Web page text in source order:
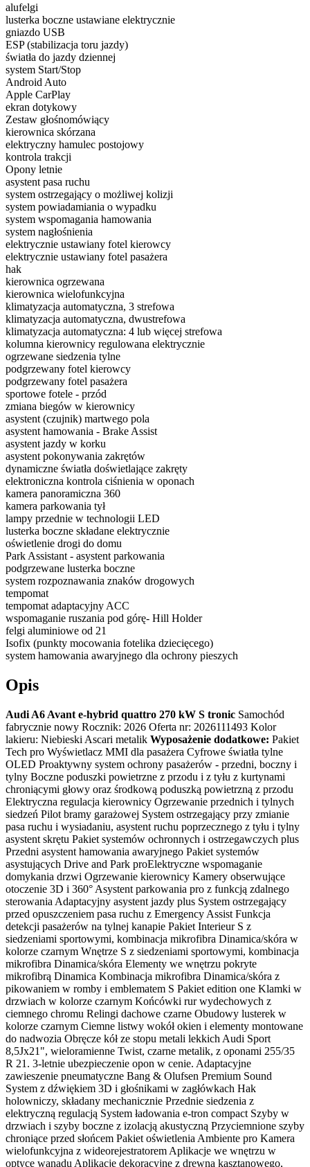
alufelgi
lusterka boczne ustawiane elektrycznie
gniazdo USB
ESP (stabilizacja toru jazdy)
światła do jazdy dziennej
system Start/Stop
Android Auto
Apple CarPlay
ekran dotykowy
Zestaw głośnomówiący
kierownica skórzana
elektryczny hamulec postojowy
kontrola trakcji
Opony letnie
asystent pasa ruchu
system ostrzegający o możliwej kolizji
system powiadamiania o wypadku
system wspomagania hamowania
system nagłośnienia
elektrycznie ustawiany fotel kierowcy
elektrycznie ustawiany fotel pasażera
hak
kierownica ogrzewana
kierownica wielofunkcyjna
klimatyzacja automatyczna, 3 strefowa
klimatyzacja automatyczna, dwustrefowa
klimatyzacja automatyczna: 4 lub więcej strefowa
kolumna kierownicy regulowana elektrycznie
ogrzewane siedzenia tylne
podgrzewany fotel kierowcy
podgrzewany fotel pasażera
sportowe fotele - przód
zmiana biegów w kierownicy
asystent (czujnik) martwego pola
asystent hamowania - Brake Assist
asystent jazdy w korku
asystent pokonywania zakrętów
dynamiczne światła doświetlające zakręty
elektroniczna kontrola ciśnienia w oponach
kamera panoramiczna 360
kamera parkowania tył
lampy przednie w technologii LED
lusterka boczne składane elektrycznie
oświetlenie drogi do domu
Park Assistant - asystent parkowania
podgrzewane lusterka boczne
system rozpoznawania znaków drogowych
tempomat
tempomat adaptacyjny ACC
wspomaganie ruszania pod górę- Hill Holder
felgi aluminiowe od 21
Isofix (punkty mocowania fotelika dziecięcego)
system hamowania awaryjnego dla ochrony pieszych
Opis
Audi A6 Avant e-hybrid quattro 270 kW S tronic Samochód
fabrycznie nowy Rocznik: 2026 Oferta nr: 2026111493 Kolor
lakieru: Niebieski Ascari metalik Wyposażenie dodatkowe: Pakiet
Tech pro Wyświetlacz MMI dla pasażera Cyfrowe światła tylne
OLED Proaktywny system ochrony pasażerów - przedni, boczny i
tylny Boczne poduszki powietrzne z przodu i z tyłu z kurtynami
chroniącymi głowy oraz środkową poduszką powietrzną z przodu
Elektryczna regulacja kierownicy Ogrzewanie przednich i tylnych
siedzeń Pilot bramy garażowej System ostrzegający przy zmianie
pasa ruchu i wysiadaniu, asystent ruchu poprzecznego z tyłu i tylny
asystent skrętu Pakiet systemów ochronnych i ostrzegawczych plus
Przedni asystent hamowania awaryjnego Pakiet systemów
asystujących Drive and Park proElektryczne wspomaganie
domykania drzwi Ogrzewanie kierownicy Kamery obserwujące
otoczenie 3D i 360° Asystent parkowania pro z funkcją zdalnego
sterowania Adaptacyjny asystent jazdy plus System ostrzegający
przed opuszczeniem pasa ruchu z Emergency Assist Funkcja
detekcji pasażerów na tylnej kanapie Pakiet Interieur S z
siedzeniami sportowymi, kombinacja mikrofibra Dinamica/skóra w
kolorze czarnym Wnętrze S z siedzeniami sportowymi, kombinacja
mikrofibra Dinamica/skóra Elementy we wnętrzu pokryte
mikrofibrą Dinamica Kombinacja mikrofibra Dinamica/skóra z
pikowaniem w romby i emblematem S Pakiet edition one Klamki w
drzwiach w kolorze czarnym Końcówki rur wydechowych z
ciemnego chromu Relingi dachowe czarne Obudowy lusterek w
kolorze czarnym Ciemne listwy wokół okien i elementy montowane
do nadwozia Obręcze kół ze stopu metali lekkich Audi Sport
8,5Jx21", wieloramienne Twist, czarne metalik, z oponami 255/35
R 21. 3-letnie ubezpieczenie opon w cenie. Adaptacyjne
zawieszenie pneumatyczne Bang & Olufsen Premium Sound
System z dźwiękiem 3D i głośnikami w zagłówkach Hak
holowniczy, składany mechanicznie Przednie siedzenia z
elektryczną regulacją System ładowania e-tron compact Szyby w
drzwiach i szyby boczne z izolacją akustyczną Przyciemnione szyby
chroniące przed słońcem Pakiet oświetlenia Ambiente pro Kamera
wielofunkcyjna z wideorejestratorem Aplikacje we wnętrzu w
optyce wanadu Aplikacje dekoracyjne z drewna kasztanowego,